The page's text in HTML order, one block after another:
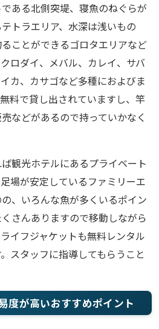
ある北側突堤、寝魚のねぐらが
トラエリア、水深は浅いもの
ことができるゴロタエリアなど
ロダイ、メバル、カレイ、サバ
カ、カサゴなど多種におよびま
料で貸し出されていますし、竿
などがあるので持っていかなく
観光ホテルにあるプライベート
場が安定しているファミリーエ
、いろんな魚が多くいるポイン
さんありますので移動しながら
イフジャケットも無料レンタル
スタッフに指導してもらうこと
度が高いおすすめポイント